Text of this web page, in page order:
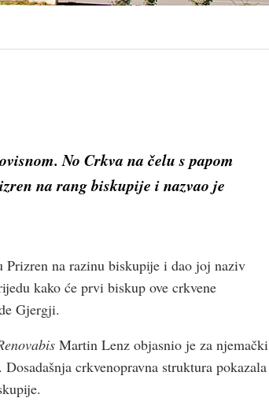
No Crkva na čelu s papom
na rang biskupije i nazvao je
Prizren na razinu biskupije i dao joj naziv
kako će prvi biskup ove crkvene
Gjergji.
Martin Lenz objasnio je za njemački
crkvenopravna struktura pokazala